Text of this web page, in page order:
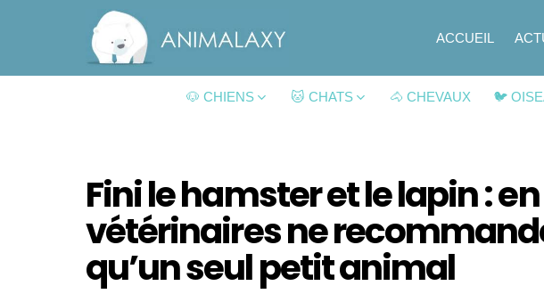
ACCUEIL
🐶 CHIENS 🐱 CHATS 🐴 CHEVAUX 🐦
Fini le hamster et le lapin :
vétérinaires ne
qu’un seul petit animal